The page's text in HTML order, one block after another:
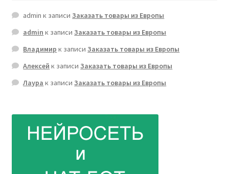
admin к записиЗаказать товары из Европы
admin к записиЗаказать товары из Европы
Владимир к записиЗаказать товары из Европы
Алексей к записиЗаказать товары из Европы
Лаура к записиЗаказать товары из Европы